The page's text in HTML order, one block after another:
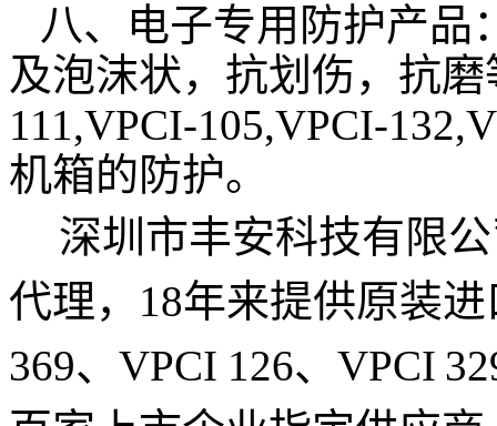
八、电子专用防护产品
及泡沫状，抗划伤，抗
111,VPCI-105,VPCI-
机箱的防护。
深圳市丰安科技有限
代理，18年来提供原装
369、VPCI 126、VPCI